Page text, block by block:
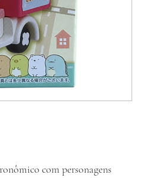
com personagens